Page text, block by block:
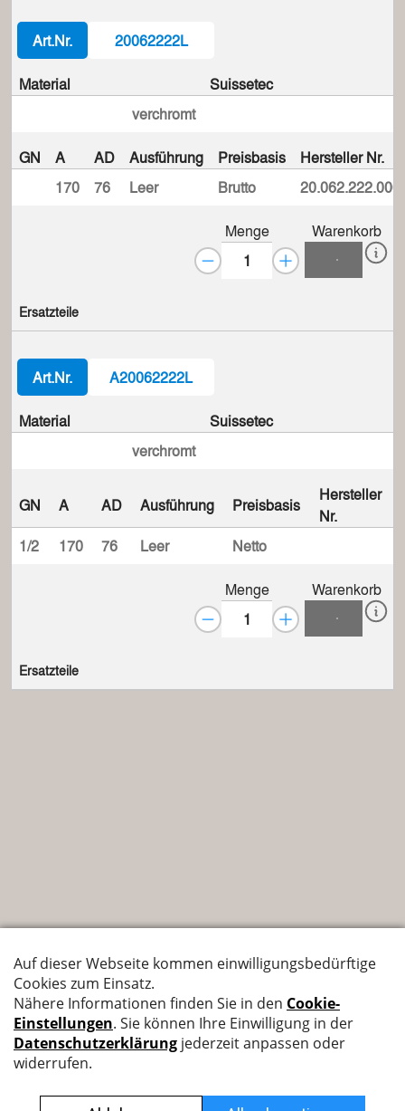
Art.Nr. 20062222L
Material
verchromt
Suissetec
GN A AD Ausführung Preisbasis
Hersteller Nr.
170
76 Leer Brutto
Menge Warenkorb
Ersatzteile
Art.Nr. A20062222L
Material
verchromt
Suissetec
GN A AD Ausführung Preisbasis
Hersteller
Nr.
1/2
170 76 Leer Netto
Menge Warenkorb
Ersatzteile
Nyffenegger Armaturen AG